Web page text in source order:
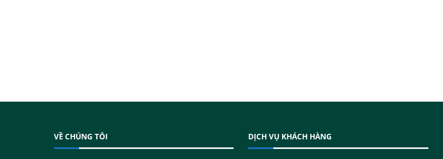
VỀ CHÚNG TÔI DỊCH VỤ KHÁCH HÀNG